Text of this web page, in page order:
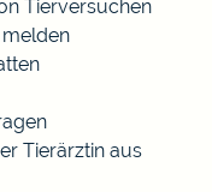
Tierversuchen
Tierärztin aus